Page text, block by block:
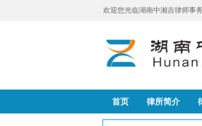
欢迎您光临湖南中湘吉律师事
首页 律所简介